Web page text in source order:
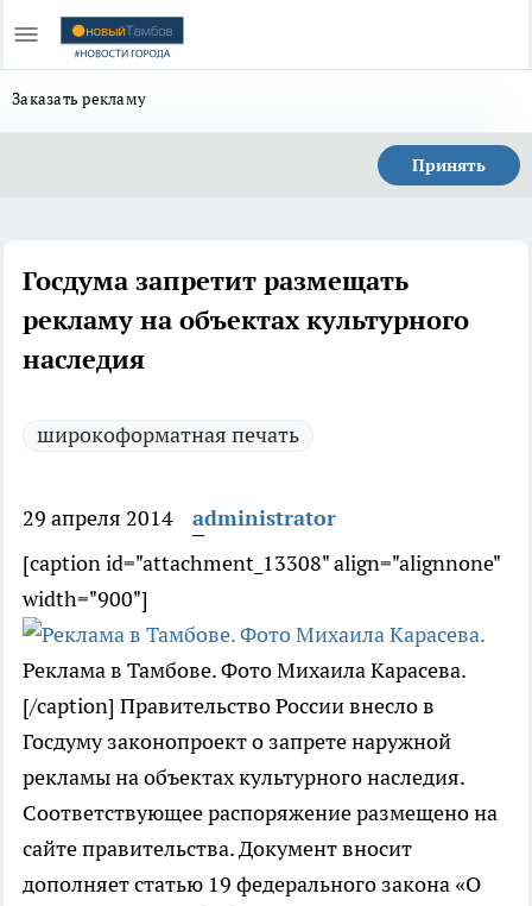
Заказать рекламу
Принять
Госдума запретит размещать
рекламу на объектах культурного
наследия
широкоформатная печать
29 апреля 2014
administrator
[caption id="attachment_13308" align="alignnone"
width="900"]
Реклама в Тамбове. Фото Михаила Карасева.
[/caption] Правительство России внесло в
Госдуму законопроект о запрете наружной
рекламы на объектах культурного наследия.
Соответствующее распоряжение размещено на
сайте правительства. Документ вносит
дополняет статью 19 федерального закона «О